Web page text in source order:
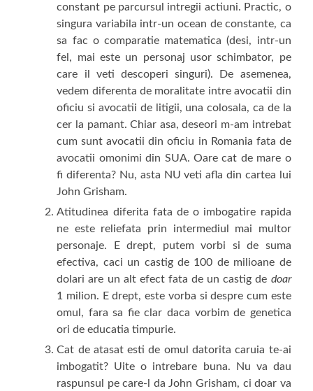
constant pe parcursul intregii actiuni. Practic, o
singura variabila intr-un ocean de constante, ca
sa fac o comparatie matematica (desi, intr-un
fel, mai este un personaj usor schimbator, pe
care il veti descoperi singuri). De asemenea,
vedem diferenta de moralitate intre avocatii din
oficiu si avocatii de litigii, una colosala, ca de la
cer la pamant. Chiar asa, deseori m-am intrebat
cum sunt avocatii din oficiu in Romania fata de
avocatii omonimi din SUA. Oare cat de mare o
fi diferenta? Nu, asta NU veti afla din cartea lui
John Grisham.
Atitudinea diferita fata de o imbogatire rapida
ne este reliefata prin intermediul mai multor
personaje. E drept, putem vorbi si de suma
efectiva, caci un castig de 100 de milioane de
dolari are un alt efect fata de un castig de doar
1 milion. E drept, este vorba si despre cum este
omul, fara sa fie clar daca vorbim de genetica
ori de educatia timpurie.
Cat de atasat esti de omul datorita caruia te-ai
imbogatit? Uite o intrebare buna. Nu va dau
raspunsul pe care-l da John Grisham, ci doar va